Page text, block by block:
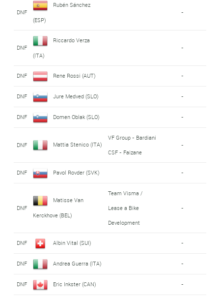
DNF
Rubén Sánchez
(ESP)
-
DNF
Riccardo Verza
(ITA)
-
DNF Rene Rossi (AUT) -
DNF Jure Medved (SLO) -
DNF Domen Oblak (SLO) -
DNF Mattia Stenico (ITA)
VF Group - Bardiani
CSF - Faizane
-
DNF Pavol Rovder (SVK) -
DNF
Matisse Van
Kerckhove (BEL)
Team Visma /
Lease a Bike
Development
-
DNF Albin Vital (SUI) -
DNF Andrea Guerra (ITA) -
DNF Eric Inkster (CAN) -